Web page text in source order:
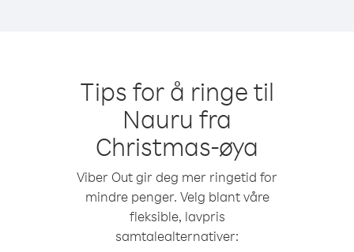
Tips for å ringe til
Nauru fra
Christmas-øya
Viber Out gir deg mer ringetid for
mindre penger. Velg blant våre
fleksible, lavpris
samtalealternativer: